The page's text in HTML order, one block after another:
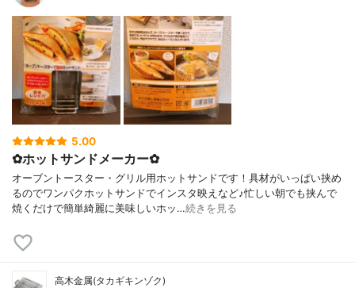
5.00
✿ホットサンドメーカー✿
オーブントースター・グリル用ホットサンドです！具材がいっぱい挟め
るのでワンパクホットサンドでインスタ映えなど♪忙しい朝でも挟んで
焼くだけで簡単綺麗に美味しいホッ…続きを見る
高木金属(タカギキンゾク)